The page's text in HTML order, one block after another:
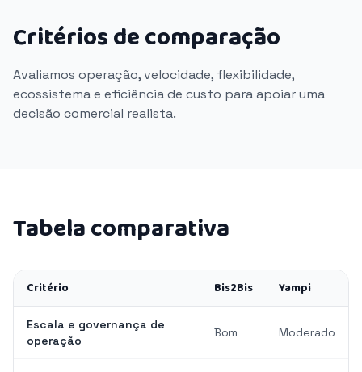
Critérios de comparação
Avaliamos operação, velocidade, flexibilidade,
ecossistema e eficiência de custo para apoiar uma
decisão comercial realista.
Tabela comparativa
Critério Bis2Bis Yampi
Escala e governança de
operação
Bom Moderado